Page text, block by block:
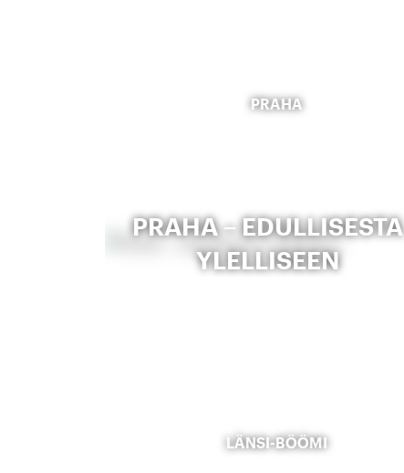
PRAHA
PRAHA – EDULLISESTA
YLELLISEEN
LÄNSI-BÖÖMI